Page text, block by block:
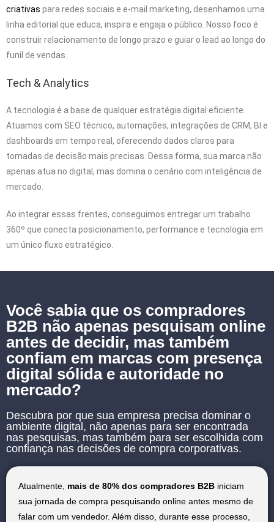
criativas para redes sociais e e-mail marketing, desenhamos uma
linha editorial que educa, inspira e engaja o público. Nosso foco é
construir relacionamento de longo prazo e guiar o lead ao longo do
funil de vendas.
Tech & Analytics
A tecnologia é a base de qualquer estratégia digital eficiente.
Atuamos com SEO técnico, automações, integrações de CRM, BI e
dashboards em tempo real, oferecendo dados claros para
tomadas de decisão mais precisas. Dessa forma, sua marca não
apenas atua no digital, mas domina o cenário com inteligência de
mercado.
Ao integrar essas frentes, conseguimos entregar um trabalho
360º que conecta posicionamento, performance e tecnologia em
um único fluxo estratégico.
Você sabia que os compradores
B2B não apenas pesquisam online
antes de decidir, mas também
confiam em marcas com presença
digital sólida e autoridade no
mercado?
Descubra por que sua empresa precisa dominar o
ambiente digital, não apenas para ser encontrada
nas pesquisas, mas também para ser escolhida com
confiança nas decisões de compra corporativas.
Atualmente, mais de 80% dos compradores B2B iniciam
sua jornada de compra pesquisando online antes mesmo de
falar com um vendedor. Além disso, durante esse processo,